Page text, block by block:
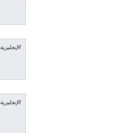
الإنجليزية
الإنجليزية